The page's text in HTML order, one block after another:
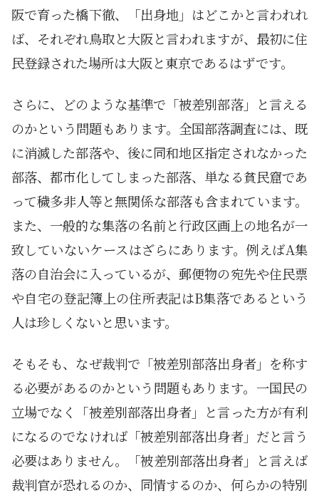
阪で育った橋下徹、「出身地」はどこかと言われれ
ば、それぞれ鳥取と大阪と言われますが、最初に住
民登録された場所は大阪と東京であるはずです。
さらに、どのような基準で「被差別部落」と言える
のかという問題もあります。全国部落調査には、既
に消滅した部落や、後に同和地区指定されなかった
部落、都市化してしまった部落、単なる貧民窟であ
って穢多非人等と無関係な部落も含まれています。
また、一般的な集落の名前と行政区画上の地名が一
致していないケースはざらにあります。例えばA集
落の自治会に入っているが、郵便物の宛先や住民票
や自宅の登記簿上の住所表記はB集落であるという
人は珍しくないと思います。
そもそも、なぜ裁判で「被差別部落出身者」を称す
る必要があるのかという問題もあります。一国民の
立場でなく「被差別部落出身者」と言った方が有利
になるのでなければ「被差別部落出身者」だと言う
必要はありません。「被差別部落出身者」と言えば
裁判官が恐れるのか、同情するのか、何らかの特別